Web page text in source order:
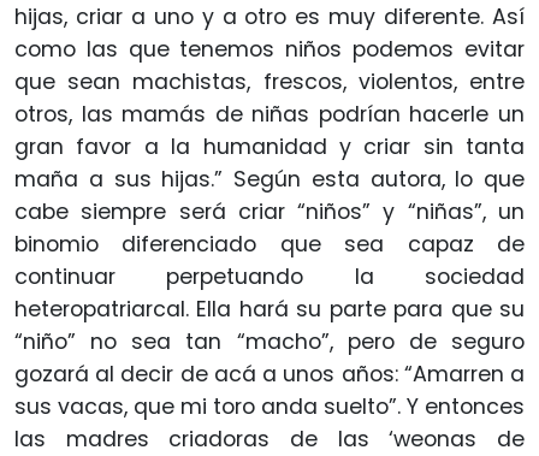
hijas, criar a uno y a otro es muy diferente. Así
como las que tenemos niños podemos evitar
que sean machistas, frescos, violentos, entre
otros, las mamás de niñas podrían hacerle un
gran favor a la humanidad y criar sin tanta
maña a sus hijas.” Según esta autora, lo que
cabe siempre será criar “niños” y “niñas”, un
binomio diferenciado que sea capaz de
continuar perpetuando la sociedad
heteropatriarcal. Ella hará su parte para que su
“niño” no sea tan “macho”, pero de seguro
gozará al decir de acá a unos años: “Amarren a
sus vacas, que mi toro anda suelto”. Y entonces
las madres criadoras de las ‘weonas de